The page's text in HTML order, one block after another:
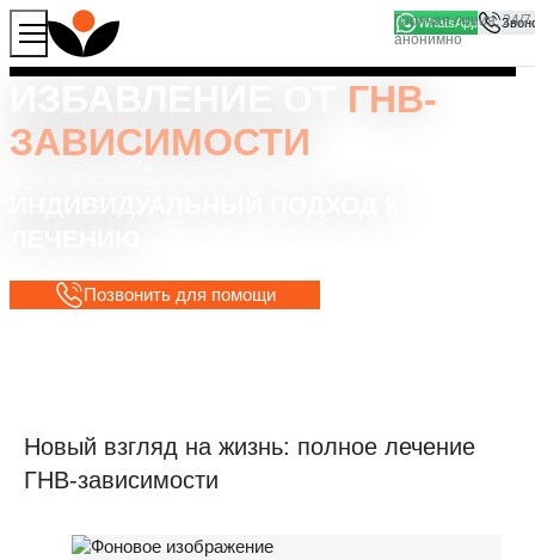
WhatsApp
ГНВ-
ЗАВИСИМОСТИ
Позвонить для помощи
Новый взгляд на жизнь: полное лечение
ГНВ-зависимости
Продолжая работу с сайтом, вы соглашаетесь на то, что
мы используем файлы
Хорошо